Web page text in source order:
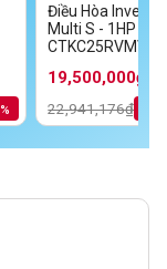
Điều Hòa Inverter
Multi S - 1HP +
19,500,000₫
22,941,176₫